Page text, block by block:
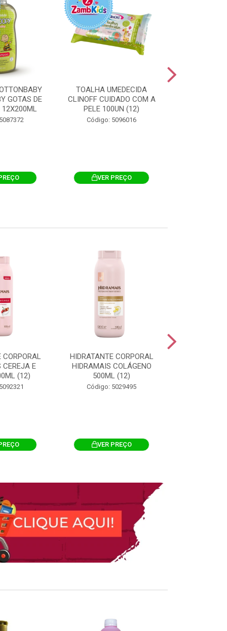
GOTAS DE
TOALHA UMEDECIDA
CLINOFF CUIDADO COM A
PELE 100UN (12)
Código: 5096016
VER PREÇO
CORPORAL
CEREJA E
(12)
HIDRATANTE CORPORAL
HIDRAMAIS COLÁGENO
500ML (12)
Código: 5029495
VER PREÇO